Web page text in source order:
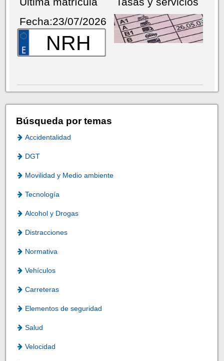
Fecha:23/07/2026
NRH
Búsqueda por temas
Accidentalidad
DGT
Movilidad y Medio ambiente
Tecnología
Alcohol y Drogas
Distracciones
Normativa
Vehículos
Carreteras
Elementos de seguridad
Salud
Velocidad